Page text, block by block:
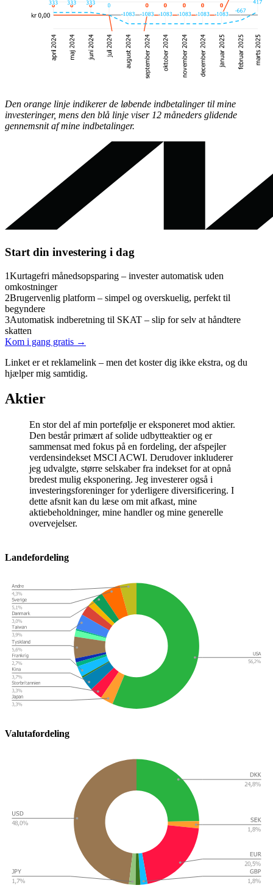
Den orange linje indikerer de løbende indbetalinger til mine
investeringer, mens den blå linje viser 12 måneders glidende
gennemsnit af mine indbetalinger.
Start din investering i dag
1Kurtagefri månedsopsparing – invester automatisk uden
omkostninger
2Brugervenlig platform – simpel og overskuelig, perfekt til
begyndere
3Automatisk indberetning til SKAT – slip for selv at håndtere
skatten
Kom i gang gratis →
Linket er et reklamelink – men det koster dig ikke ekstra, og du
hjælper mig samtidig.
Aktier
En stor del af min portefølje er eksponeret mod aktier.
Den består primært af solide udbytteaktier og er
sammensat med fokus på en fordeling, der afspejler
verdensindekset MSCI ACWI. Derudover inkluderer
jeg udvalgte, større selskaber fra indekset for at opnå
bredest mulig eksponering. Jeg investerer også i
investeringsforeninger for yderligere diversificering. I
dette afsnit kan du læse om mit afkast, mine
aktiebeholdninger, mine handler og mine generelle
overvejelser.
Landefordeling
Valutafordeling